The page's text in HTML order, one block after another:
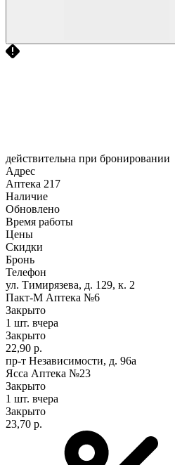
действительна при бронировании
Адрес
Аптека 217
Наличие
Обновлено
Время работы
Цены
Скидки
Бронь
Телефон
ул. Тимирязева, д. 129, к. 2
Пакт-М Аптека №6
Закрыто
1 шт. вчера
Закрыто
22,90 р.
пр-т Независимости, д. 96а
Ясса Аптека №23
Закрыто
1 шт. вчера
Закрыто
23,70 р.